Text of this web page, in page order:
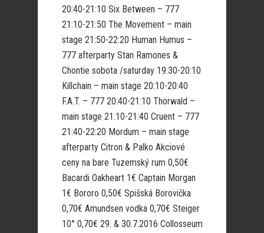
20:40-21:10 Six Between – 777
21:10-21:50 The Movement – main
stage 21:50-22:20 Human Humus –
777 afterparty Stan Ramones &
Chontie sobota /saturday 19:30-20:10
Killchain – main stage 20:10-20:40
F.A.T. – 777 20:40-21:10 Thorwald –
main stage 21:10-21:40 Cruent – 777
21:40-22:20 Mordum – main stage
afterparty Citron & Palko Akciové
ceny na bare Tuzemský rum 0,50€
Bacardi Oakheart 1€ Captain Morgan
1€ Bororo 0,50€ Spišská Borovička
0,70€ Amundsen vodka 0,70€ Steiger
10° 0,70€ 29. & 30.7.2016 Collosseum